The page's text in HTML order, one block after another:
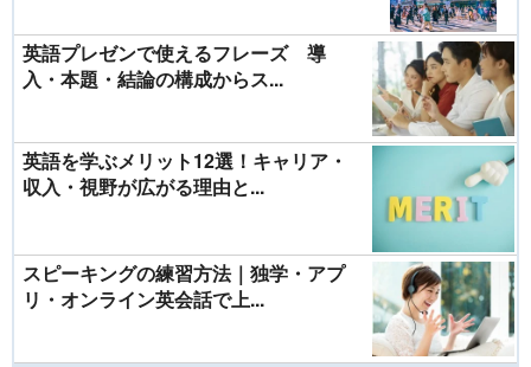
英語プレゼンで使えるフレーズ 導
入・本題・結論の構成からス...
英語を学ぶメリット12選！キャリア・
収入・視野が広がる理由と...
スピーキングの練習方法｜独学・アプ
リ・オンライン英会話で上...